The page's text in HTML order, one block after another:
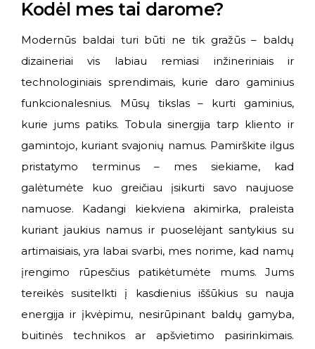
Kodėl mes tai darome?
Modernūs baldai turi būti ne tik gražūs – baldų
dizaineriai vis labiau remiasi inžineriniais ir
technologiniais sprendimais, kurie daro gaminius
funkcionalesnius. Mūsų tikslas – kurti gaminius,
kurie jums patiks. Tobula sinergija tarp kliento ir
gamintojo, kuriant svajonių namus. Pamirškite ilgus
pristatymo terminus – mes siekiame, kad
galėtumėte kuo greičiau įsikurti savo naujuose
namuose. Kadangi kiekviena akimirka, praleista
kuriant jaukius namus ir puoselėjant santykius su
artimaisiais, yra labai svarbi, mes norime, kad namų
įrengimo rūpesčius patikėtumėte mums. Jums
tereikės susitelkti į kasdienius iššūkius su nauja
energija ir įkvėpimu, nesirūpinant baldų gamyba,
buitinės technikos ar apšvietimo pasirinkimais.